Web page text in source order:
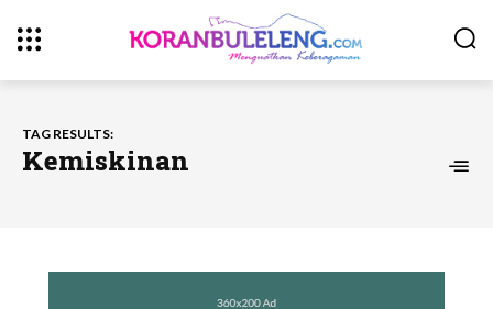
TAG RESULTS:
Kemiskinan